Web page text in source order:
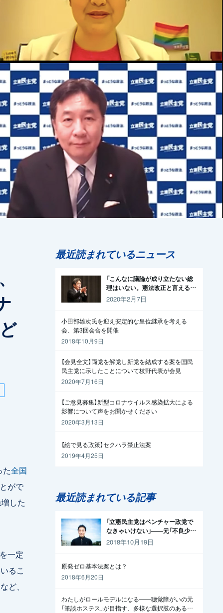
全国
がで
した
一定
るこ
ど、
最近読まれているニュース
「こんなに議論が成り立たない総
理はいない。憲法改正と言える資
格がどこにある。市民と野党の力
で引きずり下ろそう」杉尾議員
2020年2月7日
小田部雄次氏を迎え安定的な皇位継承を考える
会、第3回会合を開催
2018年10月9日
【会見全文】両党を解党し新党を結成する案を国民
民主党に示したことについて枝野代表が会見
2020年7月16日
【ご意見募集】新型コロナウイルス感染拡大による
影響について声をお聞かせください
2020年3月13日
【絵で見る政策】セクハラ禁止法案
2019年4月25日
最近読まれている記事
「立憲民主党はベンチャー政党で
なきゃいけない」——元「不良少
年」の起業家が政治家になった理
2018年10月19日
原発ゼロ基本法案とは？
2018年6月20日
わたしがロールモデルになる——聴覚障がいの元
「筆談ホステス」が目指す、多様な選択肢のある社